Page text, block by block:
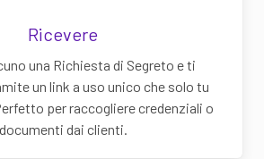
Ricevere
una Richiesta di Segreto e ti
un link a uso unico che solo tu
per raccogliere credenziali o
documenti dai clienti.